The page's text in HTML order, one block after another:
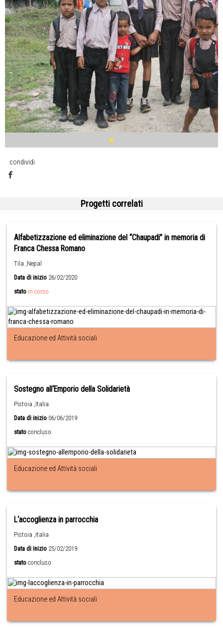
condividi
Progetti correlati
Alfabetizzazione ed eliminazione del “Chaupadi” in memoria di
Franca Chessa Romano
Tila ,Nepal
Data di inizio 26/02/2020
stato in corso
Educazione ed Attività sociali
Sostegno all‘Emporio della Solidarietà
Pistoia ,Italia
Data di inizio 06/06/2019
stato concluso
Educazione ed Attività sociali
L‘accoglienza in parrocchia
Pistoia ,Italia
Data di inizio 25/02/2019
stato concluso
Educazione ed Attività sociali